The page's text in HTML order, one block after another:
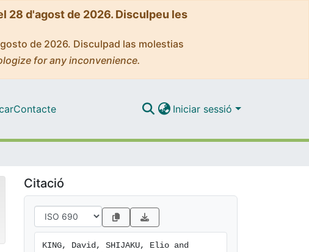
28 d'agost de 2026. Disculpeu les
de 2026. Disculpad las molestias
for any inconvenience.
Contacte Iniciar sessió
Citació
KING, David, SHIJAKU, Elio and